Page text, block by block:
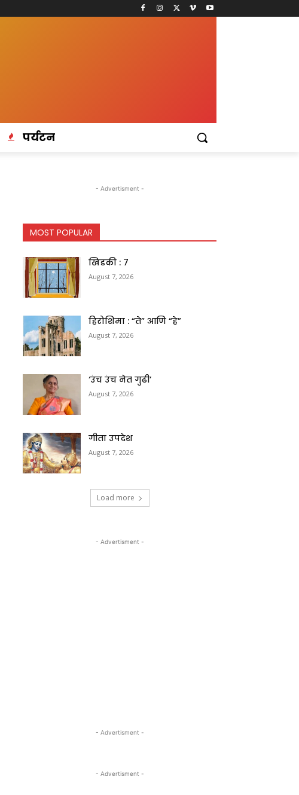
पर्यटन
- Advertisment -
MOST POPULAR
खिडकी : 7
August 7, 2026
हिरोशिमा : “ते” आणि “हे”
August 7, 2026
‘उंच उंच नेत गुढी’
August 7, 2026
गीता उपदेश
August 7, 2026
Load more
- Advertisment -
- Advertisment -
- Advertisment -